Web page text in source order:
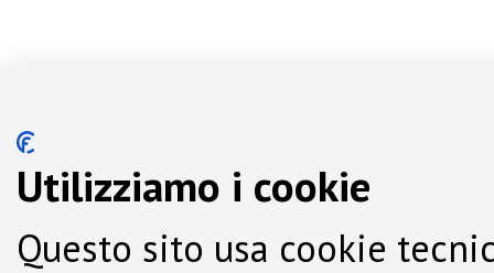
Utilizziamo i cookie
Questo sito usa cookie